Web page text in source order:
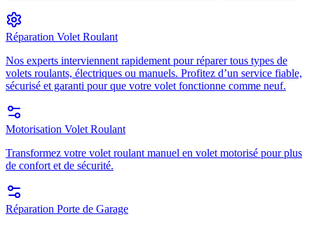
Réparation Volet Roulant
Nos experts interviennent rapidement pour réparer tous types de
volets roulants, électriques ou manuels. Profitez d’un service fiable,
sécurisé et garanti pour que votre volet fonctionne comme neuf.
Motorisation Volet Roulant
Transformez votre volet roulant manuel en volet motorisé pour plus
de confort et de sécurité.
Réparation Porte de Garage